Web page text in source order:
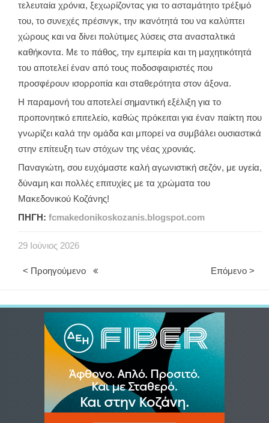
τελευταία χρόνια, ξεχωρίζοντας για το ασταμάτητο τρέξιμό
του, το συνεχές πρέσινγκ, την ικανότητά του να καλύπτει
χώρους και να δίνει πολύτιμες λύσεις στα ανασταλτικά
καθήκοντα. Με το πάθος, την εμπειρία και τη μαχητικότητά
του αποτελεί έναν από τους ποδοσφαιριστές που
προσφέρουν ισορροπία και σταθερότητα στον άξονα.
Η παραμονή του αποτελεί σημαντική εξέλιξη για το
προπονητικό επιτελείο, καθώς πρόκειται για έναν παίκτη που
γνωρίζει καλά την ομάδα και μπορεί να συμβάλει ουσιαστικά
στην επίτευξη των στόχων της νέας χρονιάς.
Παναγιώτη, σου ευχόμαστε καλή αγωνιστική σεζόν, με υγεία,
δύναμη και πολλές επιτυχίες με τα χρώματα του
Μακεδονικού Κοζάνης!
ΠΗΓΗ: fcmakedonikoskozanis.blogspot.com
29 Ιούνιος 2026
< Προηγούμενο Επόμενο >